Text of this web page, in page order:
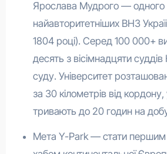
Ярослава Мудрого — одного
найавторитетніших ВНЗ
1804 році). Серед 100 000+
десять з вісімнадцяти суддів
суду. Університет
за 30 кілометрів від кордону,
тривають до 20 годин на
Мета Y-Park — стати першим